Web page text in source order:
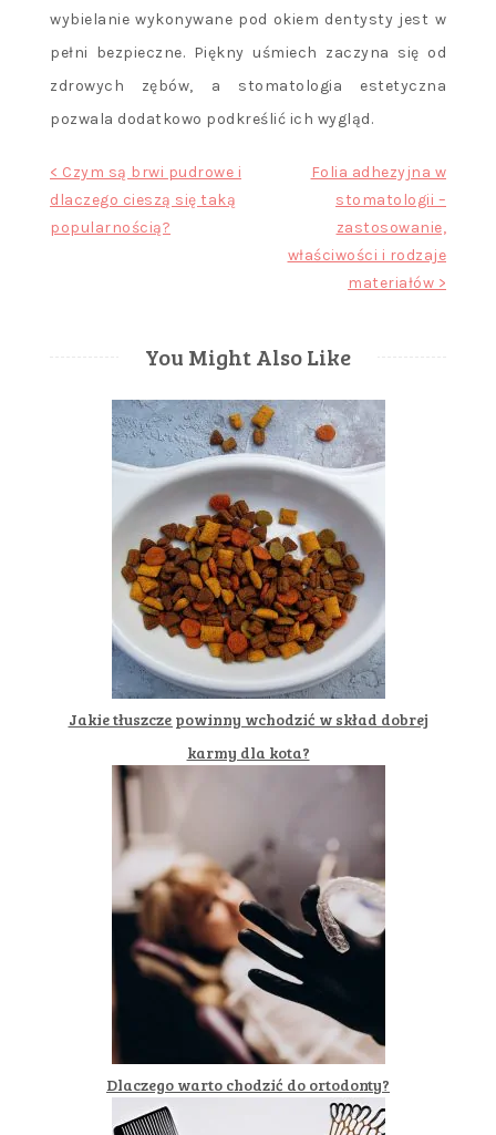
wybielanie wykonywane pod okiem dentysty jest w
pełni bezpieczne. Piękny uśmiech zaczyna się od
zdrowych zębów, a stomatologia estetyczna
pozwala dodatkowo podkreślić ich wygląd.
Nawigacja
wpisu
< Czym są brwi pudrowe i
dlaczego cieszą się taką
popularnością?
Folia adhezyjna w
stomatologii –
zastosowanie,
właściwości i rodzaje
materiałów >
You Might Also Like
Jakie tłuszcze powinny wchodzić w skład dobrej
karmy dla kota?
Dlaczego warto chodzić do ortodonty?